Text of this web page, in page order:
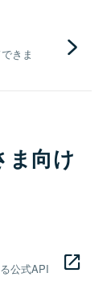
きま
ま向け
公式API